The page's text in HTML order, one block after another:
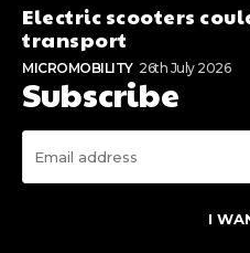
Electric scooters
transport
MICROMOBILITY 26th July 2026
Subscribe
I